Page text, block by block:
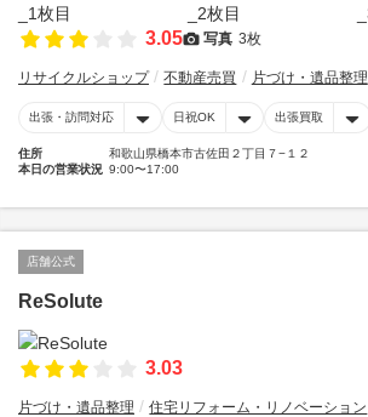
3.05 写真 3枚
リサイクルショップ 不動産売買 片づけ・遺品整理
出張・訪問対応 日祝OK 出張買取
住所
和歌山県橋本市古佐田２丁目７−１２
本日の営業状況 9:00〜17:00
店舗公式
ReSolute
3.03
片づけ・遺品整理
住宅リフォーム・リノベーション